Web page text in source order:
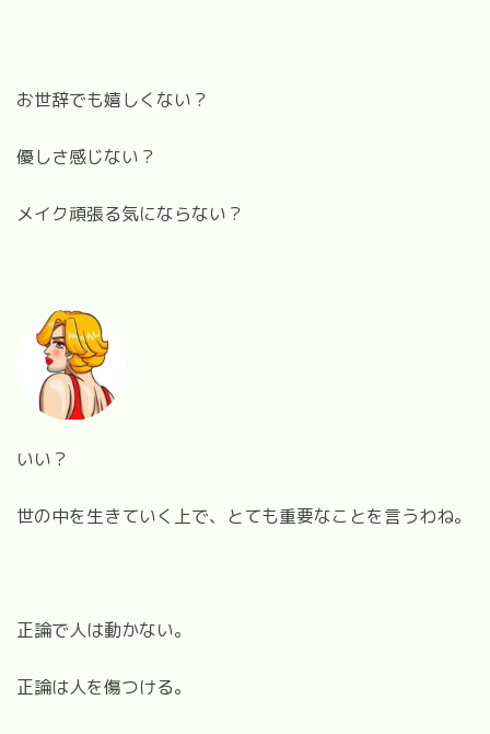
お世辞でも嬉しくない？
優しさ感じない？
メイク頑張る気にならない？
いい？
世の中を生きていく上で、とても重要なことを言うわね。
正論で人は動かない。
正論は人を傷つける。